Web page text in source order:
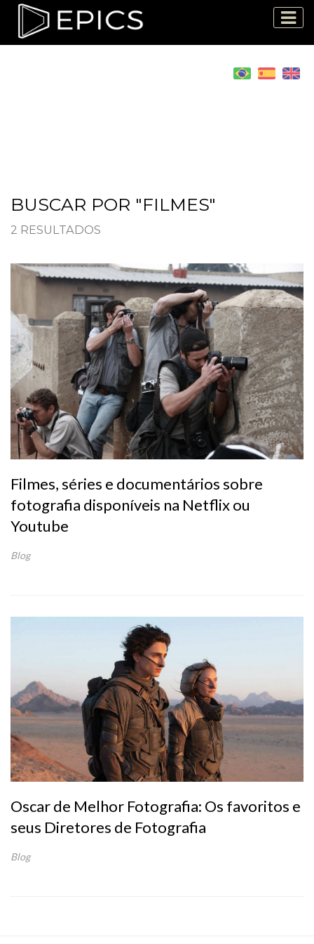
BUSCAR POR "FILMES"
2 RESULTADOS
Filmes, séries e documentários sobre
fotografia disponíveis na Netflix ou
Youtube
Blog
Oscar de Melhor Fotografia: Os favoritos e
seus Diretores de Fotografia
Blog